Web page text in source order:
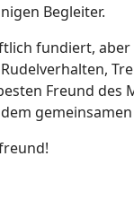
Begleiter.
fundiert,
Freund